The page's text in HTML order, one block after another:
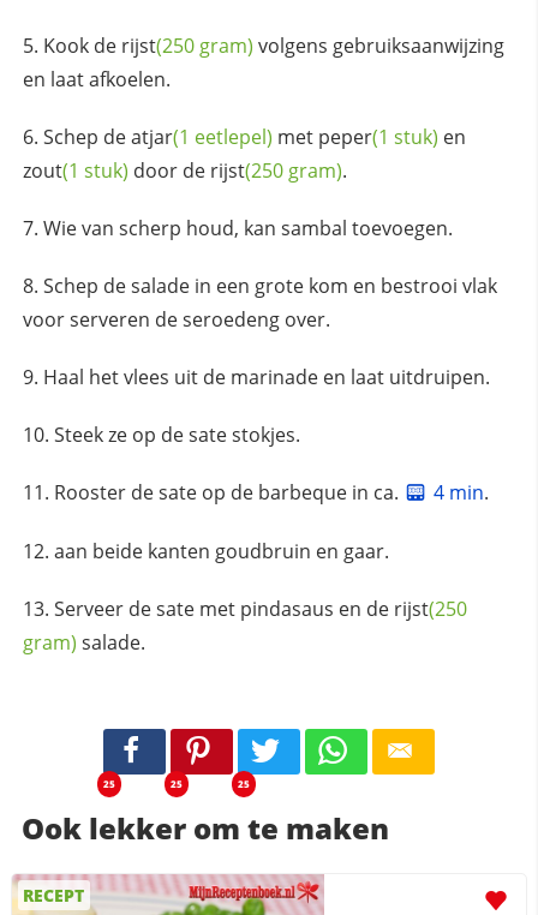
Kook de rijst(250 gram) volgens gebruiksaanwijzing
en laat afkoelen.
Schep deatjar(1 eetlepel) met peper(1 stuk) en
zout(1 stuk) door de rijst(250 gram).
Wie van scherp houd, kan sambal toevoegen.
Schep de salade in een grote kom en bestrooi vlak
voor serveren de seroedeng over.
Haal het vlees uit de marinade en laat uitdruipen.
Steek ze op de sate stokjes.
Rooster de sate op de barbeque in ca. 4 min.
aan beide kanten goudbruin en gaar.
Serveer de sate met pindasaus en de rijst(250
gram) salade.
25 25 25
Ook lekker om te maken
RECEPT